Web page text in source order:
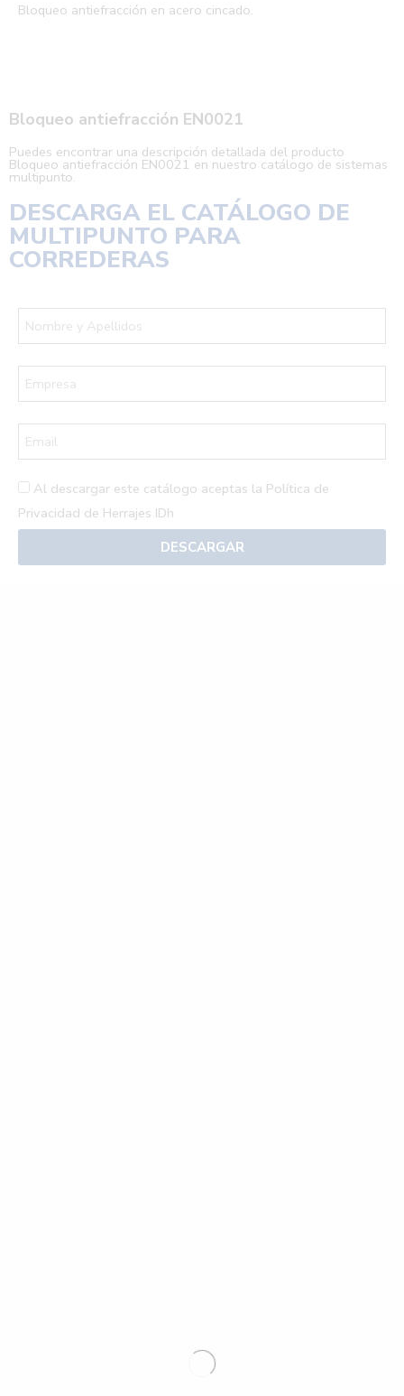
Bloqueo antiefracción en acero cincado.
Bloqueo antiefracción EN0021
Puedes encontrar una descripción detallada del producto
Bloqueo antiefracción EN0021 en nuestro catálogo de sistemas
multipunto.
DESCARGA EL CATÁLOGO DE
MULTIPUNTO PARA
CORREDERAS
Al descargar este catálogo aceptas la Política de
Privacidad de Herrajes IDh
DESCARGAR